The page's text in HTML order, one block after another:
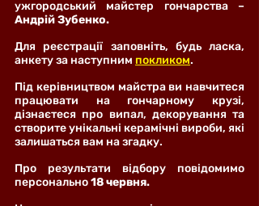
Андрій Зубенко.
Для реєстрації заповніть, будь ласка,
анкету за наступним покликом.
Під керівництвом майстра ви навчитеся
працювати на гончарному крузі,
дізнаєтеся про випал, декорування та
створите унікальні керамічні вироби, які
залишаться вам на згадку.
Про результати відбору повідомимо
персонально 18 червня.